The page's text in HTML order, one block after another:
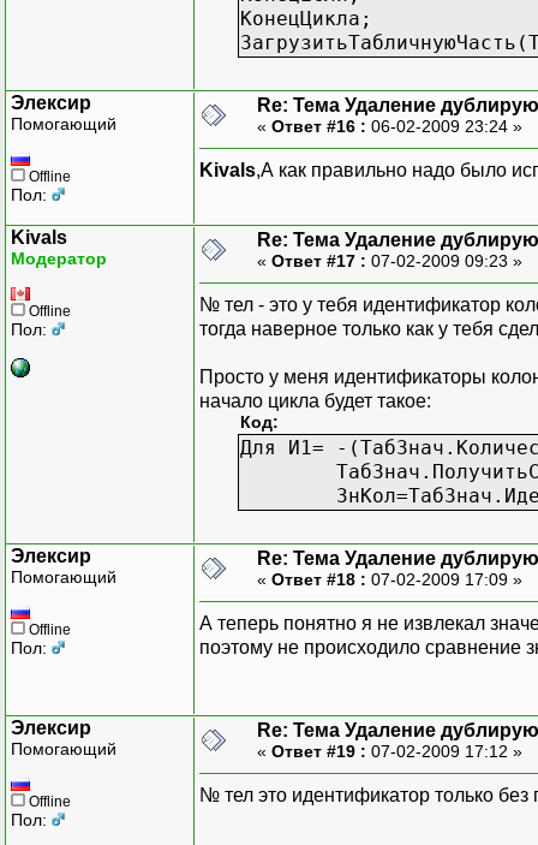
КонецЦикла;
Элексир
Помогающий
Offline
Пол:
Re: Тема Удаление
« Ответ #16 : 06-02-2009 23:24 »
Kivals,А как правильно надо было
Kivals
Модератор
Offline
Пол:
Re: Тема Удаление
« Ответ #17 : 07-02-2009 09:23 »
№ тел - это у тебя идентификатор
тогда наверное только как у тебя
Просто у меня идентификаторы
начало цикла будет такое:
Код:
Для И1= -
Элексир
Помогающий
Offline
Пол:
Re: Тема Удаление
« Ответ #18 : 07-02-2009 17:09 »
А теперь понятно я не извлекал
поэтому не происходило сравнение
Элексир
Помогающий
Offline
Пол:
Re: Тема Удаление
« Ответ #19 : 07-02-2009 17:12 »
№ тел это идентификатор только